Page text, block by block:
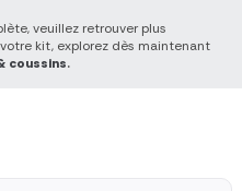
veuillez retrouver plus
kit, explorez dès maintenant
coussins.